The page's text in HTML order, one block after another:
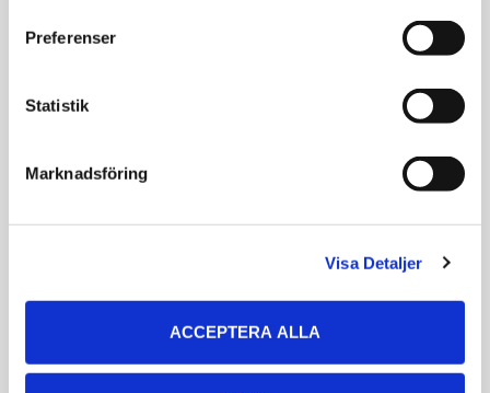
Preferenser
Statistik
Marknadsföring
Visa Detaljer
ACCEPTERA ALLA
Hill's® Prescription Diet® maten.